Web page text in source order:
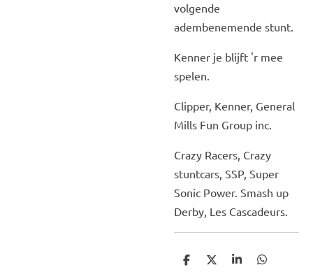
volgende
adembenemende stunt.
Kenner je blijft 'r mee
spelen.
Clipper, Kenner, General
Mills Fun Group inc.
Crazy Racers, Crazy
stuntcars, SSP, Super
Sonic Power. Smash up
Derby, Les Cascadeurs.
D
D
S
D